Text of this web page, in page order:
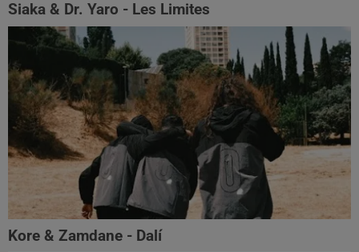
Siaka & Dr. Yaro - Les Limites
Kore & Zamdane - Dalí